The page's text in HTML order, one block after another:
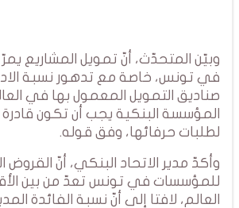
وبيّن المتحدّث، أنّ تمويل المشاريع
في تونس، خاصة مع تدهور نسبة
صناديق التمويل المعمول بها في
المؤسسة البنكية يجب أن تكون
لطلبات حرفائها، وفق قوله.
وأكدّ مدير الاتحاد البنكي، أنّ
للمؤسسات في تونس تعدّ من بين
العالم، لافتا إلى أنّ نسبة الفائدة